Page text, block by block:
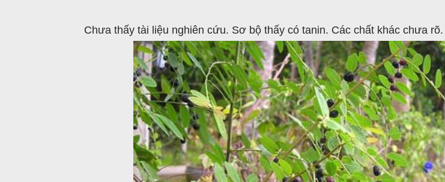
Chưa thấy tài liệu nghiên cứu. Sơ bộ thấy có tanin. Các chất khác chưa rõ.